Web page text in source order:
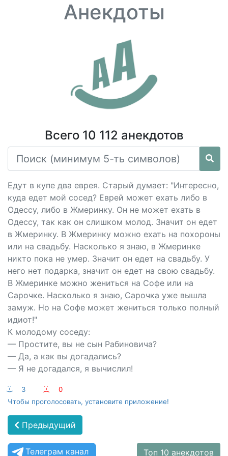
Анекдоты
Всего 10 112 анекдотов
Едут в купе два еврея. Старый думает: "Интересно,
куда едет мой сосед? Еврей может ехать либо в
Одессу, либо в Жмеринку. Он не может ехать в
Одессу, так как он слишком молод. Значит он едет
в Жмеринку. В Жмеринку можно ехать на похороны
или на свадьбу. Насколько я знаю, в Жмеринке
никто пока не умер. Значит он едет на свадьбу. У
него нет подарка, значит он едет на свою свадьбу.
В Жмеринке можно жениться на Софе или на
Сарочке. Насколько я знаю, Сарочка уже вышла
замуж. Но на Софе может жениться только полный
идиот!"
К молодому соседу:
— Простите, вы не сын Рабиновича?
— Да, а как вы догадались?
— Я не догадался, я вычислил!
:-) 3 :-(
0
Чтобы проголосовать, установите приложение!
Предыдущий
Телеграм канал Топ 10 анекдотов